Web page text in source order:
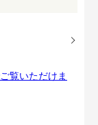
覧いただけま